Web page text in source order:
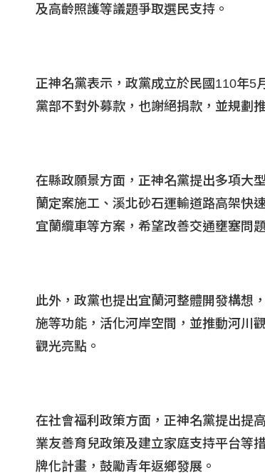
及高齡照護等議題爭取選民支持。
正神名黨表示，政黨成立於民國110年5
黨部不對外募款，也謝絕捐款，並規劃
在縣政願景方面，正神名黨提出多項大
蘭定案施工、溪北砂石運輸道路高架快
宜蘭纜車等方案，希望改善交通壅塞問
此外，政黨也提出宜蘭河整體開發構想
施等功能，活化河岸空間，並推動河川
觀光亮點。
在社會福利政策方面，正神名黨提出提
業友善育兒政策及建立家庭支持平台等
牌化計畫，鼓勵青年返鄉發展。